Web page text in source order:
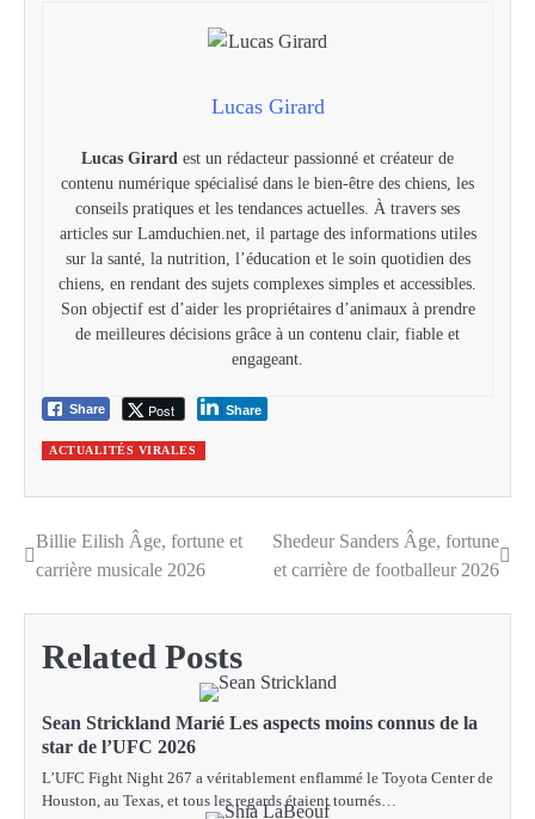
Lucas Girard
Lucas Girard est un rédacteur passionné et créateur de
contenu numérique spécialisé dans le bien-être des chiens, les
conseils pratiques et les tendances actuelles. À travers ses
articles sur Lamduchien.net, il partage des informations utiles
sur la santé, la nutrition, l’éducation et le soin quotidien des
chiens, en rendant des sujets complexes simples et accessibles.
Son objectif est d’aider les propriétaires d’animaux à prendre
de meilleures décisions grâce à un contenu clair, fiable et
engageant.
Share Post Share
ACTUALITÉS VIRALES
Post
Billie Eilish Âge, fortune et
carrière musicale 2026
Shedeur Sanders Âge, fortune
et carrière de footballeur 2026
Related Posts
Sean Strickland Marié Les aspects moins connus de la
star de l’UFC 2026
L’UFC Fight Night 267 a véritablement enflammé le Toyota Center de
Houston, au Texas, et tous les regards étaient tournés…